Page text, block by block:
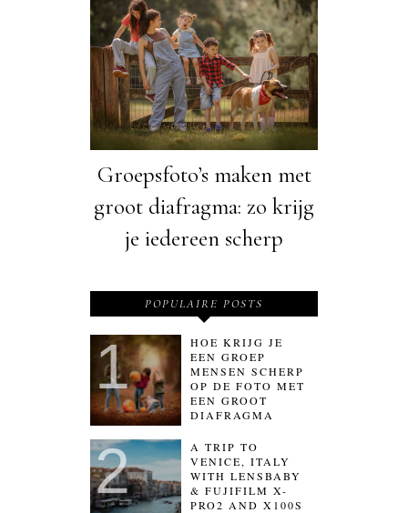
Groepsfoto’s maken met
groot diafragma: zo krijg
je iedereen scherp
POPULAIRE POSTS
HOE KRIJG JE
EEN GROEP
MENSEN SCHERP
OP DE FOTO MET
EEN GROOT
DIAFRAGMA
A TRIP TO
VENICE, ITALY
WITH LENSBABY
& FUJIFILM X-
PRO2 AND X100S